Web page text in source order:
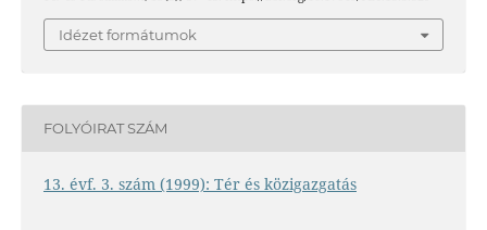
Idézet formátumok
FOLYÓIRAT SZÁM
13. évf. 3. szám (1999): Tér és közigazgatás